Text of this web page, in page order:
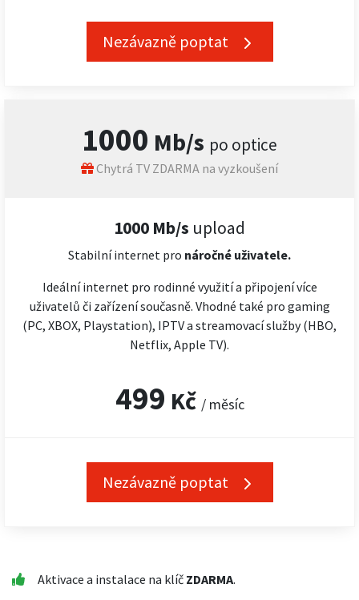
Nezávazně poptat
1000 Mb/s po optice
Chytrá TV ZDARMA na vyzkoušení
1000 Mb/s upload
Stabilní internet pro náročné uživatele.
Ideální internet pro rodinné využití a připojení více
uživatelů či zařízení současně. Vhodné také pro gaming
(PC, XBOX, Playstation), IPTV a streamovací služby (HBO,
Netflix, Apple TV).
499 Kč / měsíc
Nezávazně poptat
Aktivace a instalace na klíč ZDARMA.